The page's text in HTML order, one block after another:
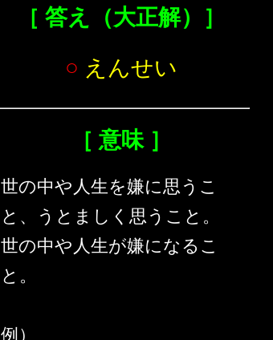
［ 答え（大正解）］
○ えんせい
［ 意味 ］
世の中や人生を嫌に思うこ
と、うとましく思うこと。
世の中や人生が嫌になるこ
と。
例）